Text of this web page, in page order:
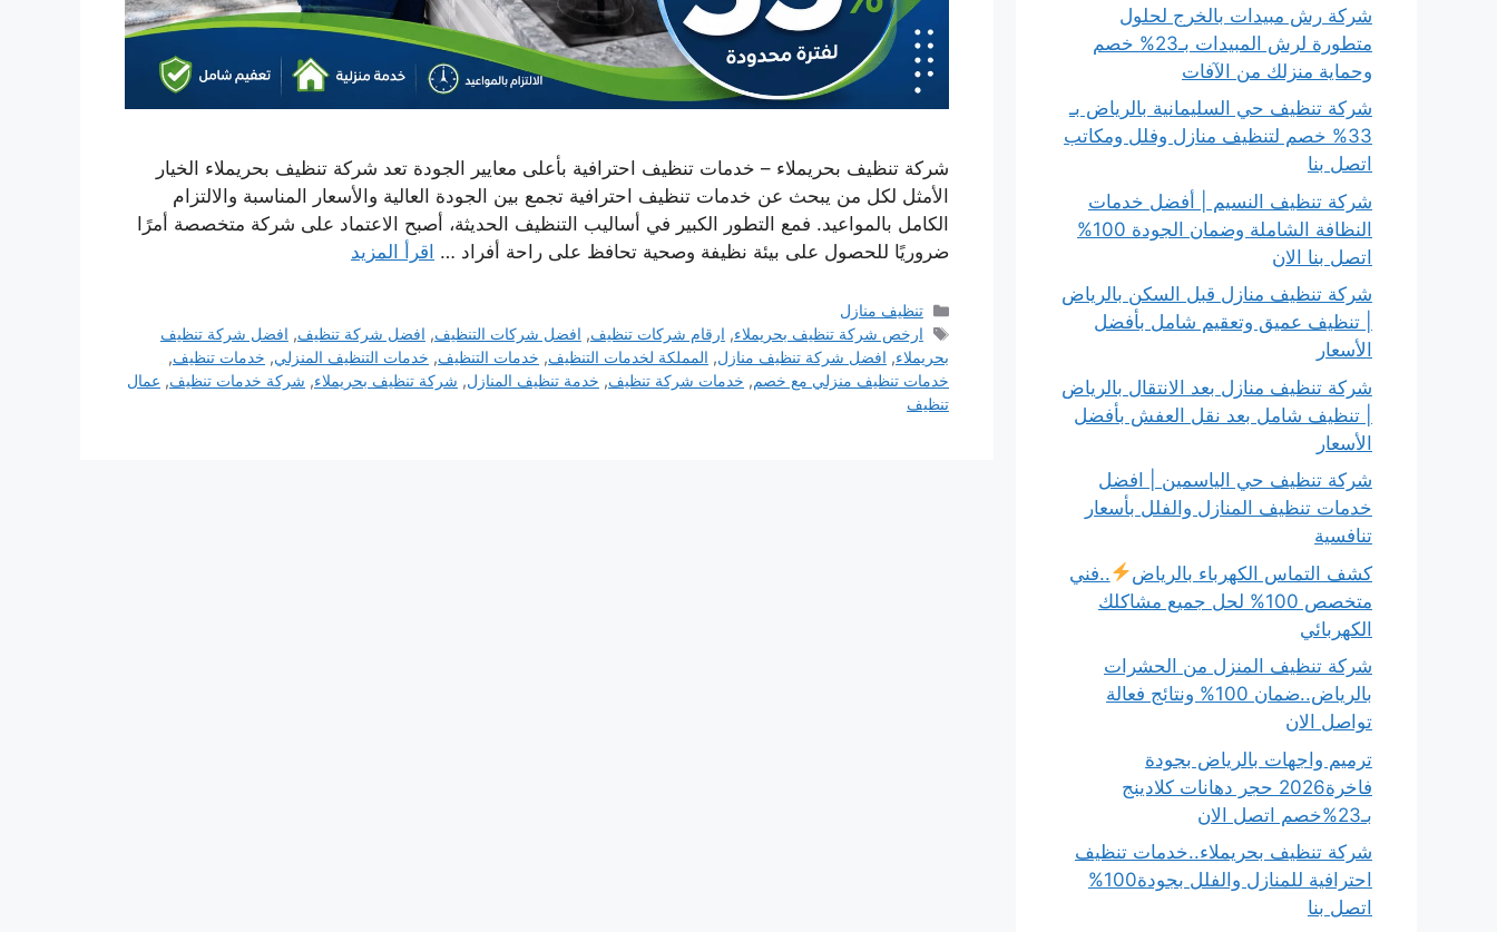
شركة تنظيف بحريملاء – خدمات تنظيف احترافية بأعلى معايير الجودة تعد شركة تنظيف بحريملاء الخيار
الأمثل لكل من يبحث عن خدمات تنظيف احترافية تجمع بين الجودة العالية والأسعار المناسبة والالتزام
الكامل بالمواعيد. فمع التطور الكبير في أساليب التنظيف الحديثة، أصبح الاعتماد على شركة متخصصة أمرًا
ضروريًا للحصول على بيئة نظيفة وصحية تحافظ على راحة أفراد … اقرأ المزيد
التصنيفات
تنظيف منازل
الوسوم
ارخص شركة تنظيف بحريملاء, ارقام شركات تنظيف, افضل شركات التنظيف, افضل شركة تنظيف, افضل شركة تنظيف
بحريملاء, افضل شركة تنظيف منازل, المملكة لخدمات التنظيف, خدمات التنظيف, خدمات التنظيف المنزلي, خدمات تنظيف,
خدمات تنظيف منزلي مع خصم, خدمات شركة تنظيف, خدمة تنظيف المنازل, شركة تنظيف بحريملاء, شركة خدمات تنظيف, عمال
تنظيف
شركة رش مبيدات بالخرج لحلول
متطورة لرش المبيدات بـ23% خصم
وحماية منزلك من الآفات
شركة تنظيف حي السليمانية بالرياض بـ
33% خصم لتنظيف منازل وفلل ومكاتب
اتصل بنا
شركة تنظيف النسيم | أفضل خدمات
النظافة الشاملة وضمان الجودة 100%
اتصل بنا الان
شركة تنظيف منازل قبل السكن بالرياض
| تنظيف عميق وتعقيم شامل بأفضل
الأسعار
شركة تنظيف منازل بعد الانتقال بالرياض
| تنظيف شامل بعد نقل العفش بأفضل
الأسعار
شركة تنظيف حي الياسمين | افضل
خدمات تنظيف المنازل والفلل بأسعار
تنافسية
كشف التماس الكهرباء بالرياض
..فني
متخصص 100% لحل جميع مشاكلك
الكهربائي
شركة تنظيف المنزل من الحشرات
بالرياض..ضمان 100% ونتائج فعالة
تواصل الان
ترميم واجهات بالرياض بجودة
فاخرة2026 حجر دهانات كلادينج
بـ23%خصم اتصل الان
شركة تنظيف بحريملاء..خدمات تنظيف
احترافية للمنازل والفلل بجودة100%
اتصل بنا